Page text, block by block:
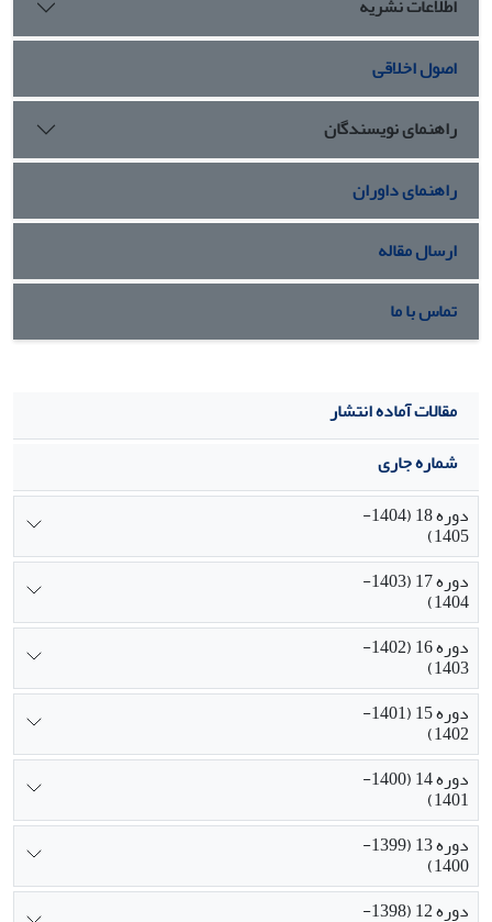
اطلاعات نشریه
اصول اخلاقی
راهنمای نویسندگان
راهنمای داوران
ارسال مقاله
تماس با ما
مقالات آماده انتشار
شماره جاری
دوره 18 (1404-
1405)
دوره 17 (1403-
1404)
دوره 16 (1402-
1403)
دوره 15 (1401-
1402)
دوره 14 (1400-
1401)
دوره 13 (1399-
1400)
دوره 12 (1398-